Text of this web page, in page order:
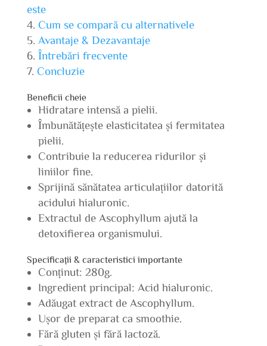
este
Cum se compară cu alternativele
Avantaje & Dezavantaje
Întrebări frecvente
Concluzie
Beneficii cheie
Hidratare intensă a pielii.
Îmbunătățește elasticitatea și fermitatea
pielii.
Contribuie la reducerea ridurilor și
liniilor fine.
Sprijină sănătatea articulațiilor datorită
acidului hialuronic.
Extractul de Ascophyllum ajută la
detoxifierea organismului.
Specificații & caracteristici importante
Conținut: 280g.
Ingredient principal: Acid hialuronic.
Adăugat extract de Ascophyllum.
Ușor de preparat ca smoothie.
Fără gluten și fără lactoză.